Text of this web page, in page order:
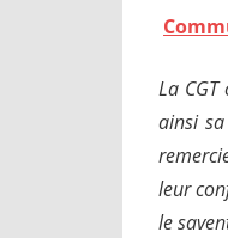
La
ainsi
leur
le